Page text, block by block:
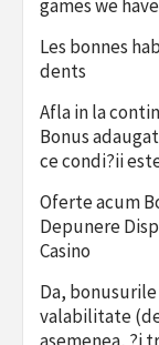
games we
Les bonnes
dents
Afla in la
Bonus
ce condi?ii
Oferte acum
Depunere
Casino
Da,
valabilitate